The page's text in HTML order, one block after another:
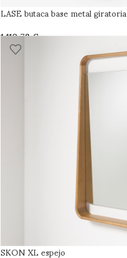
LASE butaca base metal giratoria
€
SKON XL espejo